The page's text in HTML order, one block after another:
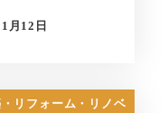
月12日
リフォーム・リノベ